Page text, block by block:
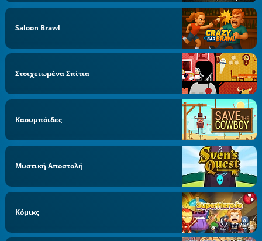
Saloon Brawl
Στοιχειωμένα Σπίτια
Καουμπόιδες
Μυστική Αποστολή
Κόμικς